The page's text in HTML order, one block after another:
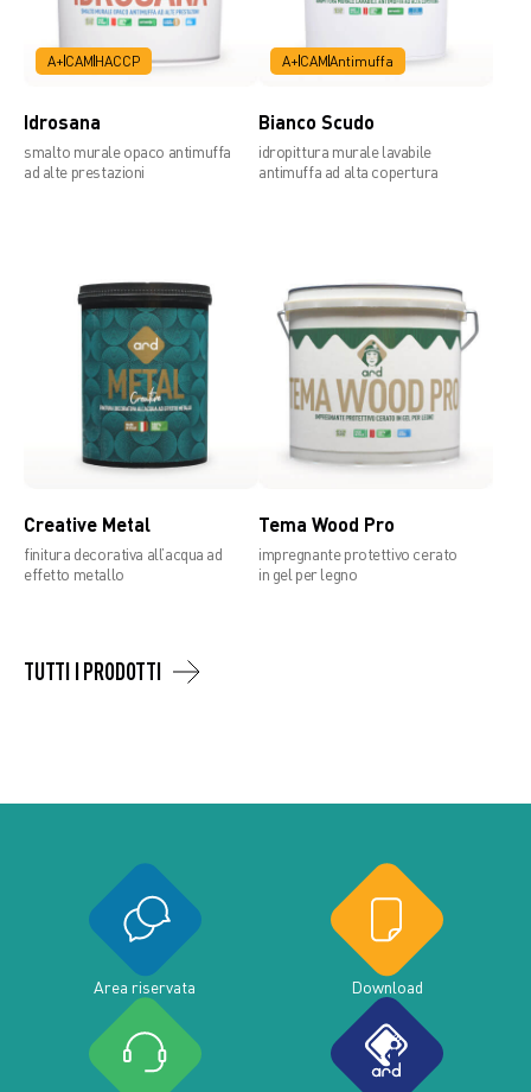
A+ CAM HACCP
Idrosana
smalto murale opaco antimuffa
ad alte prestazioni
A+ CAMAntimuffa
Bianco Scudo
idropittura murale lavabile
antimuffa ad alta copertura
Creative Metal
finitura decorativa all’acqua ad
effetto metallo
Tema Wood Pro
impregnante protettivo cerato
in gel per legno
TUTTI I PRODOTTI
Area riservata Download